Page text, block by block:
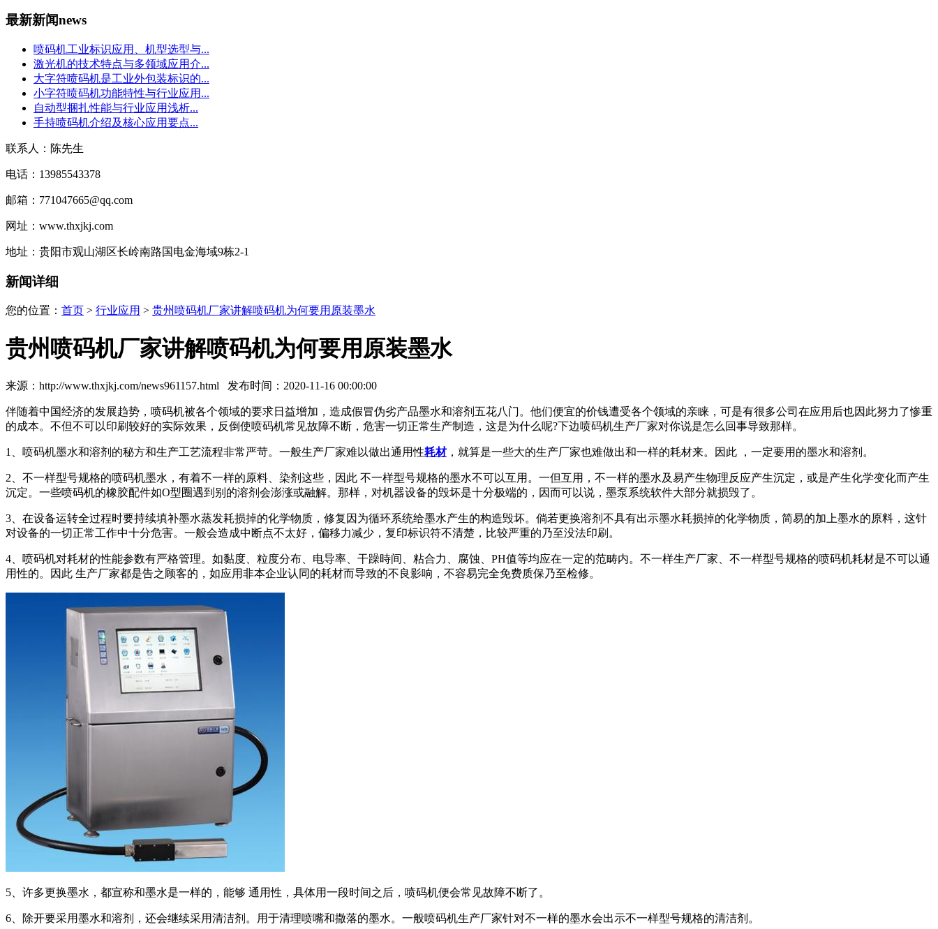
最新新闻news
喷码机工业标识应用、机型选型与...
激光机的技术特点与多领域应用介...
大字符喷码机是工业外包装标识的...
小字符喷码机功能特性与行业应用...
自动型捆扎性能与行业应用浅析...
手持喷码机介绍及核心应用要点...
联系人：陈先生
电话：13985543378
邮箱：771047665@qq.com
网址：www.thxjkj.com
地址：贵阳市观山湖区长岭南路国电金海域9栋2-1
新闻详细
您的位置： 首页 > 行业应用 > 贵州喷码机厂家讲解喷码机为何要用原装墨水
贵州喷码机厂家讲解喷码机为何要用原装墨水
来源：http://www.thxjkj.com/news961157.html 发布时间：2020-11-16 00:00:00
伴随着中国经济的发展趋势，喷码机被各个领域的要求日益增加，造成假冒伪劣产品墨水和溶剂五花八门。他们便宜的价钱遭受各个领域的亲睐，可是有很多公司在应用后也因此努力了惨重
的成本。不但不可以印刷较好的实际效果，反倒使喷码机常见故障不断，危害一切正常生产制造，这是为什么呢?下边喷码机生产厂家对你说是怎么回事导致那样。
1、喷码机墨水和溶剂的秘方和生产工艺流程非常严苛。一般生产厂家难以做出通用性耗材，就算是一些大的生产厂家也难做出和一样的耗材来。因此 ，一定要用的墨水和溶剂。
2、不一样型号规格的喷码机墨水，有着不一样的原料、染剂这些，因此 不一样型号规格的墨水不可以互用。一但互用，不一样的墨水及易产生物理反应产生沉定，或是产生化学变化而产生
沉定。一些喷码机的橡胶配件如O型圈遇到别的溶剂会澎涨或融解。那样，对机器设备的毁坏是十分极端的，因而可以说，墨泵系统软件大部分就损毁了。
3、在设备运转全过程时要持续填补墨水蒸发耗损掉的化学物质，修复因为循环系统给墨水产生的构造毁坏。倘若更换溶剂不具有出示墨水耗损掉的化学物质，简易的加上墨水的原料，这针
对设备的一切正常工作中十分危害。一般会造成中断点不太好，偏移力减少，复印标识符不清楚，比较严重的乃至没法印刷。
4、喷码机对耗材的性能参数有严格管理。如黏度、粒度分布、电导率、干躁時间、粘合力、腐蚀、PH值等均应在一定的范畴内。不一样生产厂家、不一样型号规格的喷码机耗材是不可以通
用性的。因此 生产厂家都是告之顾客的，如应用非本企业认同的耗材而导致的不良影响，不容易完全免费质保乃至检修。
5、许多更换墨水，都宣称和墨水是一样的，能够 通用性，具体用一段时间之后，喷码机便会常见故障不断了。
6、除开要采用墨水和溶剂，还会继续采用清洁剂。用于清理喷嘴和撒落的墨水。一般喷码机生产厂家针对不一样的墨水会出示不一样型号规格的清洁剂。